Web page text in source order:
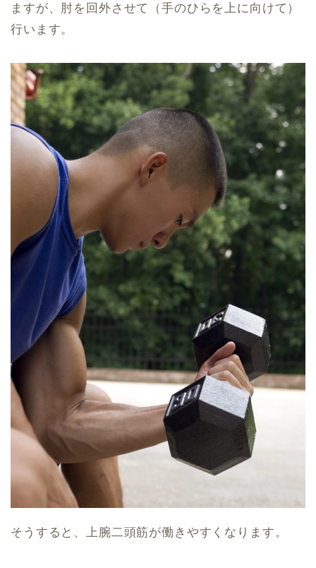
ますが、肘を回外させて（手のひらを上に向けて）
行います。
そうすると、上腕二頭筋が働きやすくなります。